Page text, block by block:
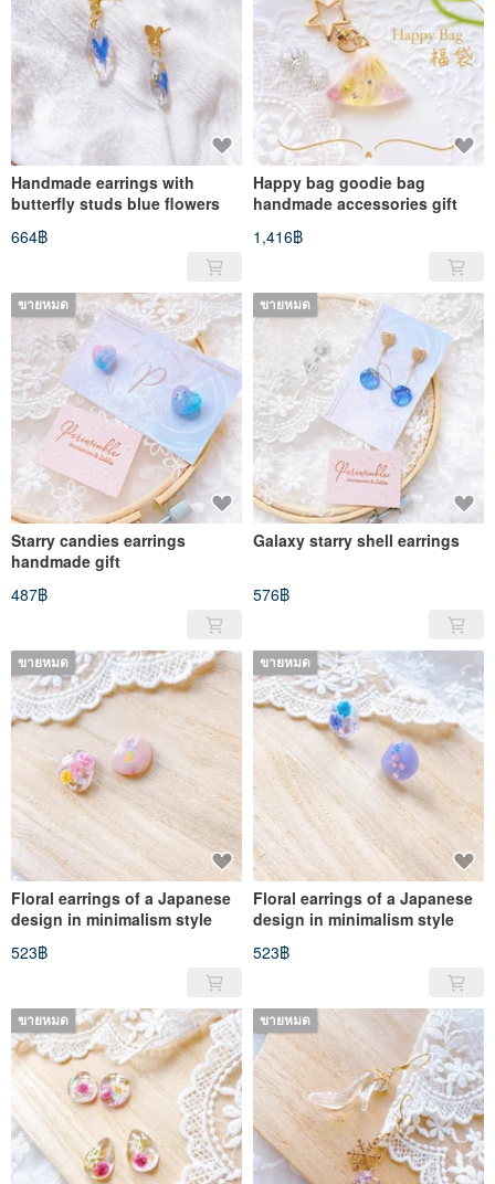
Handmade earrings with
butterfly studs blue flowers
664฿
Happy bag goodie bag
handmade accessories gift
1,416฿
ขายหมด
Starry candies earrings
handmade gift
487฿
ขายหมด
Galaxy starry shell earrings
576฿
ขายหมด
Floral earrings of a Japanese
design in minimalism style
523฿
ขายหมด
Floral earrings of a Japanese
design in minimalism style
523฿
ขายหมด ขายหมด